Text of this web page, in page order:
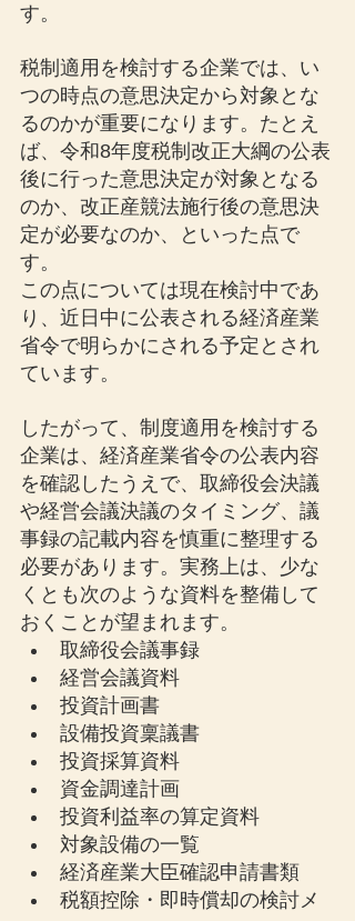
す。
税制適用を検討する企業では、い
つの時点の意思決定から対象とな
るのかが重要になります。たとえ
ば、令和8年度税制改正大綱の公表
後に行った意思決定が対象となる
のか、改正産競法施行後の意思決
定が必要なのか、といった点で
す。
この点については現在検討中であ
り、近日中に公表される経済産業
省令で明らかにされる予定とされ
ています。
したがって、制度適用を検討する
企業は、経済産業省令の公表内容
を確認したうえで、取締役会決議
や経営会議決議のタイミング、議
事録の記載内容を慎重に整理する
必要があります。実務上は、少な
くとも次のような資料を整備して
おくことが望まれます。
取締役会議事録
経営会議資料
投資計画書
設備投資稟議書
投資採算資料
資金調達計画
投資利益率の算定資料
対象設備の一覧
経済産業大臣確認申請書類
税額控除・即時償却の検討メ